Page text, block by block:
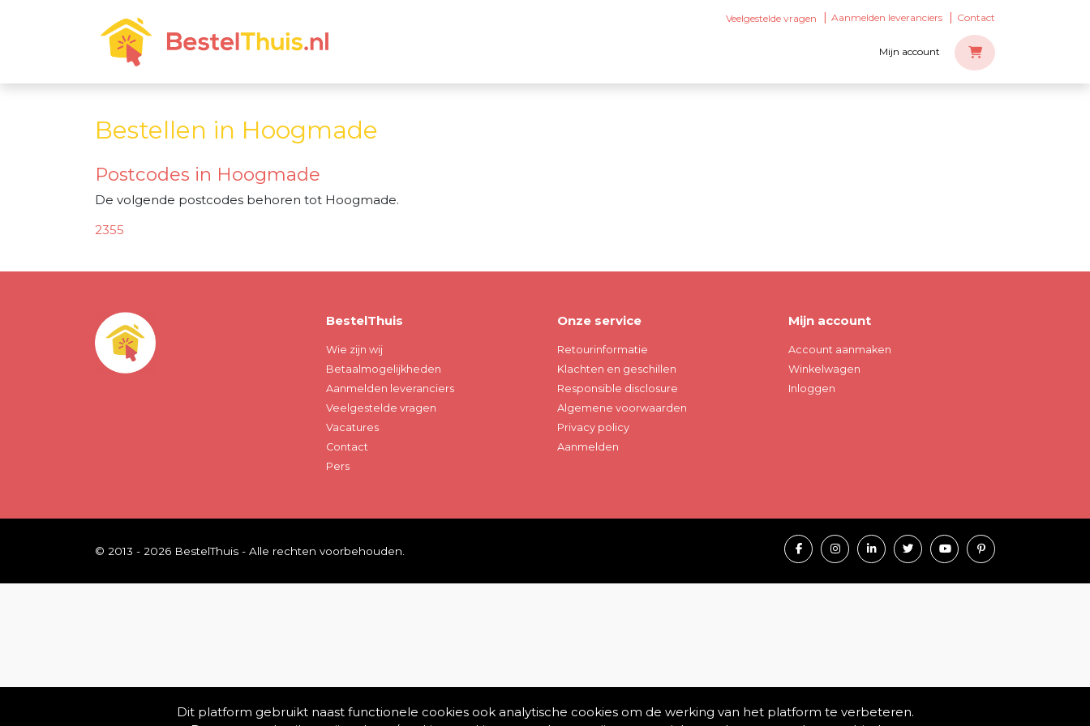
Veelgestelde vragen Aanmelden leveranciers Contact
Mijn account
Bestellen in Hoogmade
Postcodes in Hoogmade
De volgende postcodes behoren tot Hoogmade.
2355
BestelThuis
Wie zijn wij
Betaalmogelijkheden
Aanmelden leveranciers
Veelgestelde vragen
Vacatures
Contact
Pers
Onze service
Retourinformatie
Klachten en geschillen
Responsible disclosure
Algemene voorwaarden
Privacy policy
Aanmelden
Mijn account
Account aanmaken
Winkelwagen
Inloggen
© 2013 - 2026 BestelThuis - Alle rechten voorbehouden.
Dit platform gebruikt naast functionele cookies ook analytische cookies om de werking van het platform te verbeteren.